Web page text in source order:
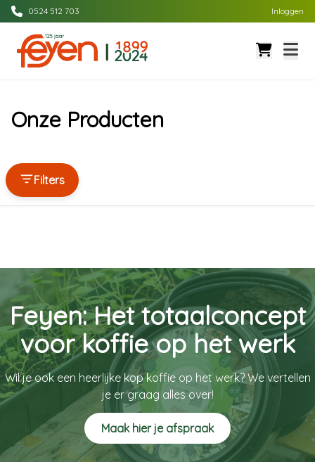
0524 512 703 Inloggen
Onze Producten
Filters
Feyen: Het totaalconcept
voor koffie op het werk
Wil je ook een heerlijke kop koffie op het werk? We vertellen
je er graag alles over!
Maak hier je afspraak